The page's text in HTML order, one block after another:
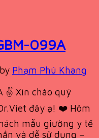
099A
by Phạm Phú Khang
✌️ Xin chào quý
đây ạ! ❤️ Hôm
mẫu giường y tế
và dễ sử dụng –